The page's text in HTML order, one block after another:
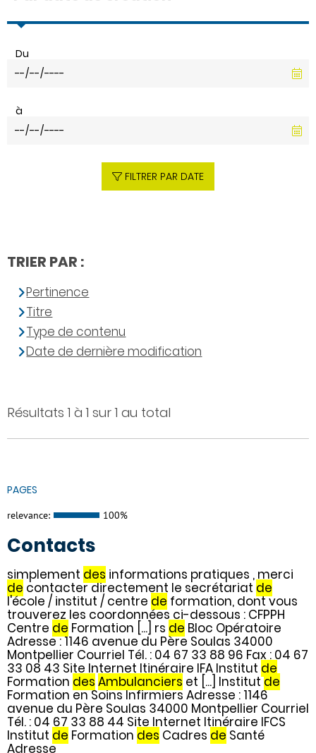
Résultats 1 à 1 sur 1 au total
PAGES
relevance: 100%
Contacts
simplement des informations pratiques , merci
de contacter directement le secrétariat de
l'école / institut / centre de formation, dont vous
trouverez les coordonnées ci-dessous : CFPPH
Centre de Formation [...] rs de Bloc Opératoire
Adresse : 1146 avenue du Père Soulas 34000
Montpellier Courriel Tél. : 04 67 33 88 96 Fax : 04 67
33 08 43 Site Internet Itinéraire IFA Institut de
Formation des Ambulanciers et [...] Institutde
Formation en Soins Infirmiers Adresse : 1146
avenue du Père Soulas 34000 Montpellier Courriel
Tél. : 04 67 33 88 44 Site Internet Itinéraire IFCS
Institut de Formation des Cadres de Santé
Adresse
Du
à
FILTRER PAR DATE
TRIER PAR :
Pertinence
Titre
Type de contenu
Date de dernière modification